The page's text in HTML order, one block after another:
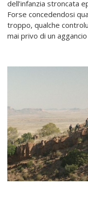
dell’infanzia stroncata
Forse concedendosi
troppo, qualche
mai privo di un